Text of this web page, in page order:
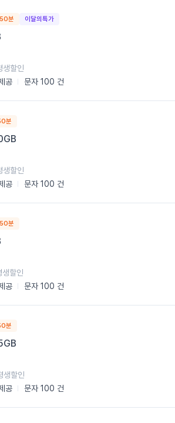
분 이달의특가
공 문자 100 건
생할인
분
공 문자 100 건
생할인
분
공 문자 100 건
생할인
분
공 문자 100 건
생할인